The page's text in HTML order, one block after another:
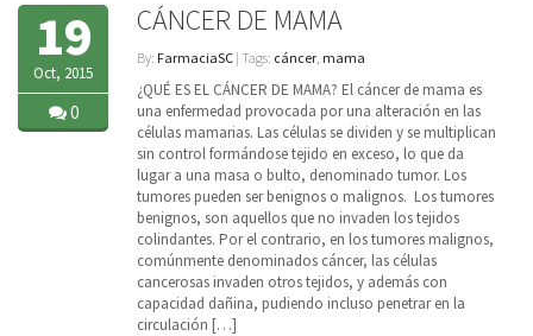
19
Oct, 2015
0
CÁNCER DE MAMA
By: FarmaciaSC | Tags: cáncer, mama
¿QUÉ ES EL CÁNCER DE MAMA? El cáncer de mama es
una enfermedad provocada por una alteración en las
células mamarias. Las células se dividen y se multiplican
sin control formándose tejido en exceso, lo que da
lugar a una masa o bulto, denominado tumor. Los
tumores pueden ser benignos o malignos. Los tumores
benignos, son aquellos que no invaden los tejidos
colindantes. Por el contrario, en los tumores malignos,
comúnmente denominados cáncer, las células
cancerosas invaden otros tejidos, y además con
capacidad dañina, pudiendo incluso penetrar en la
circulación […]